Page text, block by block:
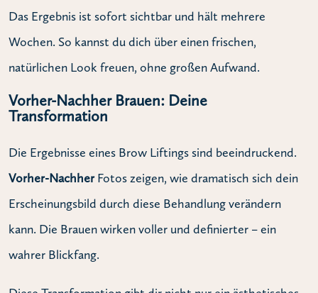
Das Ergebnis ist sofort sichtbar und hält mehrere
Wochen. So kannst du dich über einen frischen,
natürlichen Look freuen, ohne großen Aufwand.
Vorher-Nachher Brauen: Deine
Transformation
Die Ergebnisse eines Brow Liftings sind beeindruckend.
Vorher-NachherFotos zeigen, wie dramatisch sich dein
Erscheinungsbild durch diese Behandlung verändern
kann. Die Brauen wirken voller und definierter – ein
wahrer Blickfang.